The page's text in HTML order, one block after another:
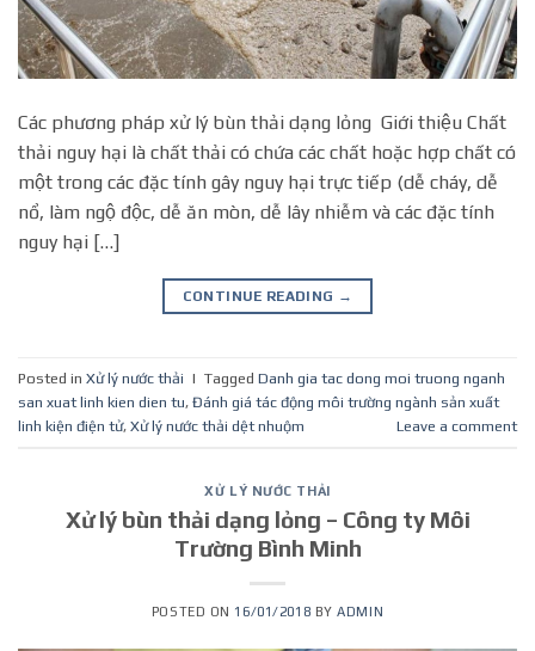
Các phương pháp xử lý bùn thải dạng lỏng Giới thiệu Chất
thải nguy hại là chất thải có chứa các chất hoặc hợp chất có
một trong các đặc tính gây nguy hại trực tiếp (dễ cháy, dễ
nổ, làm ngộ độc, dễ ăn mòn, dễ lây nhiễm và các đặc tính
nguy hại […]
CONTINUE READING →
Posted in Xử lý nước thải | Tagged Danh gia tac dong moi truong nganh
san xuat linh kien dien tu, Đánh giá tác động môi trường ngành sản xuất
linh kiện điện tử, Xử lý nước thải dệt nhuộm Leave a comment
XỬ LÝ NƯỚC THẢI
Xử lý bùn thải dạng lỏng – Công ty Môi
Trường Bình Minh
POSTED ON 16/01/2018 BYADMIN